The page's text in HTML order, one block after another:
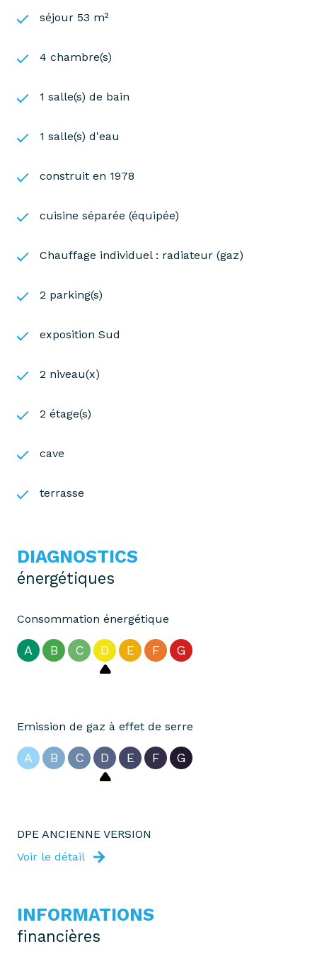
séjour 53 m²
4 chambre(s)
1 salle(s) de bain
1 salle(s) d'eau
construit en 1978
cuisine séparée (équipée)
Chauffage individuel : radiateur (gaz)
2 parking(s)
exposition Sud
2 niveau(x)
2 étage(s)
cave
terrasse
DIAGNOSTICS
énergétiques
Consommation énergétique
A B C D E F G
Emission de gaz à effet de serre
A B C D E F G
DPE ANCIENNE VERSION
Voir le détail
INFORMATIONS
financières